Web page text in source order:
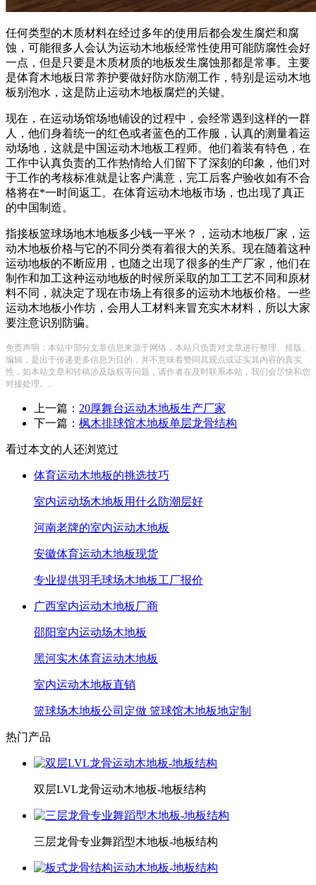
任何类型的木质材料在经过多年的使用后都会发生腐烂和腐
蚀，可能很多人会认为运动木地板经常性使用可能防腐性会好
一点，但是只要是木质材质的地板发生腐蚀那都是常事。主要
是体育木地板日常养护要做好防水防潮工作，特别是运动木地
板别泡水，这是防止运动木地板腐烂的关键。
现在，在运动场馆场地铺设的过程中，会经常遇到这样的一群
人，他们身着统一的红色或者蓝色的工作服，认真的测量着运
动场地，这就是中国运动木地板工程师。他们着装有特色，在
工作中认真负责的工作热情给人们留下了深刻的印象，他们对
于工作的考核标准就是让客户满意，完工后客户验收如有不合
格将在*一时间返工。在体育运动木地板市场，也出现了真正
的中国制造。
指接板篮球场地木地板多少钱一平米？，运动木地板厂家，运
动木地板价格与它的不同分类有着很大的关系。现在随着这种
运动地板的不断应用，也随之出现了很多的生产厂家，他们在
制作和加工这种运动地板的时候所采取的加工工艺不同和原材
料不同，就决定了现在市场上有很多的运动木地板价格。一些
运动木地板小作坊，会用人工材料来冒充实木材料，所以大家
要注意识别防骗。
免责声明：本站中部分文章信息来源于网络，本站只负责对文章进行整理、排版、
编辑，是出于传递更多信息为目的，并不意味着赞同其观点或证实其内容的真实
性，如本站文章和转稿涉及版权等问题，请作者在及时联系本站，我们会尽快和您
对接处理。。
上一篇： 20厚舞台运动木地板生产厂家
下一篇： 枫木排球馆木地板单层龙骨结构
看过本文的人还浏览过
体育运动木地板的挑选技巧
室内运动场木地板用什么防潮层好
河南老牌的室内运动木地板
安徽体育运动木地板现货
专业提供羽毛球场木地板工厂报价
广西室内运动木地板厂商
邵阳室内运动场木地板
黑河实木体育运动木地板
室内运动木地板直销
篮球场木地板公司定做 篮球馆木地板地定制
热门产品
双层LVL龙骨运动木地板-地板结构
三层龙骨专业舞蹈型木地板-地板结构